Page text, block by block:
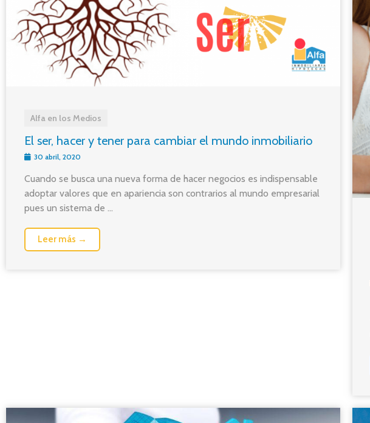
Alfa en los Medios
El ser, hacer y tener para cambiar el mundo inmobiliario
30 abril, 2020
Cuando se busca una nueva forma de hacer negocios es indispensable
adoptar valores que en apariencia son contrarios al mundo empresarial
pues un sistema de ...
Leer más →